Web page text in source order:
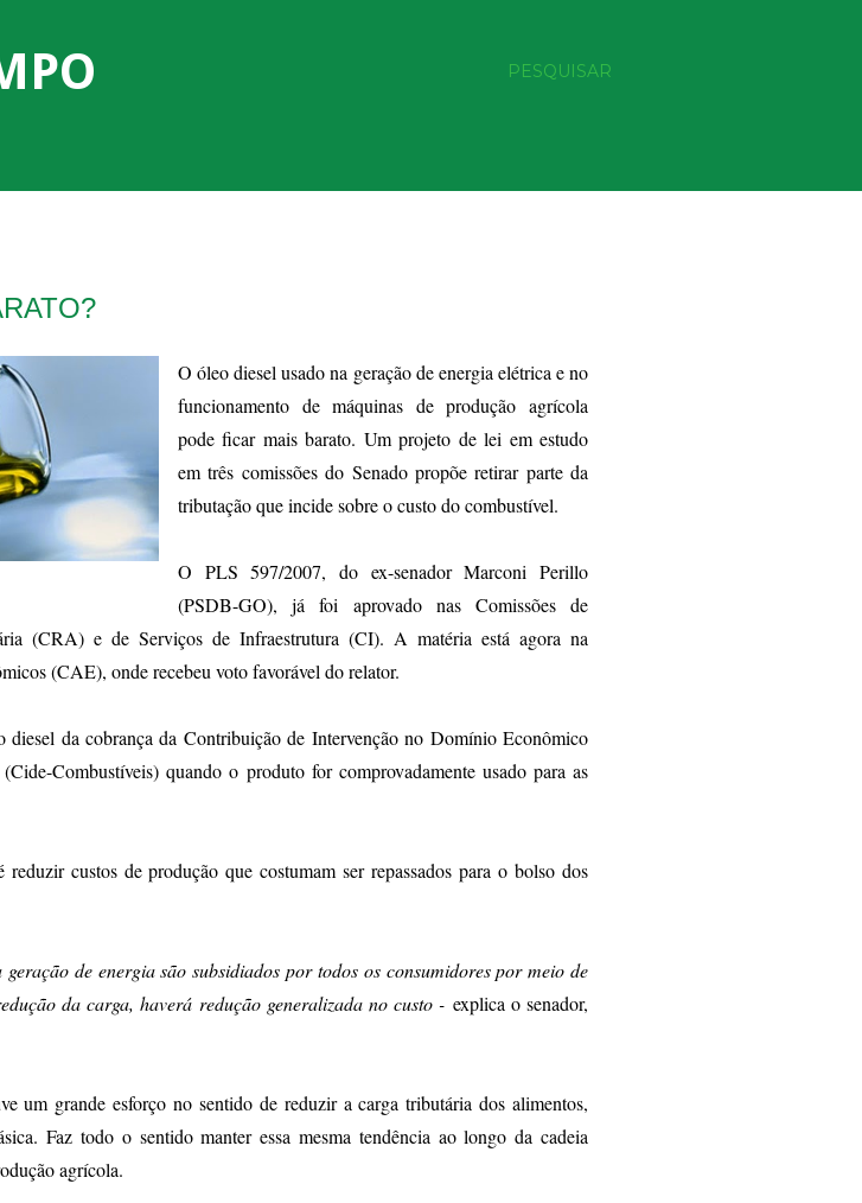
PESQUISAR
O óleo diesel usado na geração de energia elétrica e no
funcionamento de máquinas de produção agrícola
pode ficar mais barato. Um projeto de lei em estudo
em três comissões do Senado propõe retirar parte da
tributação que incide sobre o custo do combustível.
O PLS 597/2007, do ex-senador Marconi Perillo
(PSDB-GO), já foi aprovado nas Comissões de
(CRA) e de Serviços de Infraestrutura (CI). A matéria está agora na
(CAE), onde recebeu voto favorável do relator.
da cobrança da Contribuição de Intervenção no Domínio Econômico
Combustíveis) quando o produto for comprovadamente usado para as
custos de produção que costumam ser repassados para o bolso dos
geração de energia são subsidiados por todos os consumidores por meio de
da carga, haverá redução generalizada no custo - explica o senador,
um grande esforço no sentido de reduzir a carga tributária dos alimentos,
Faz todo o sentido manter essa mesma tendência ao longo da cadeia
agrícola.